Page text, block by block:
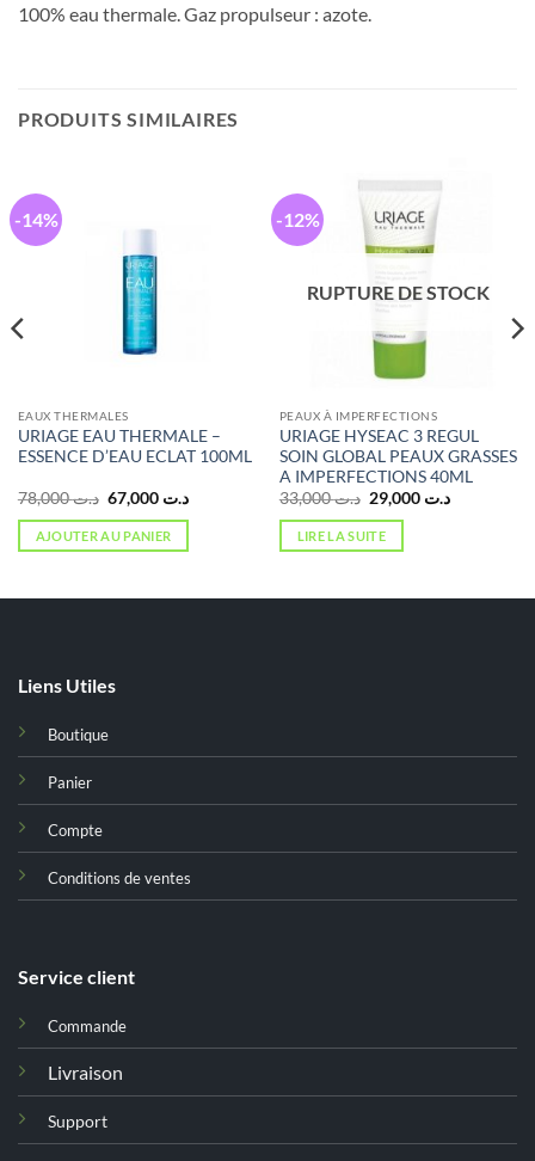
100% eau thermale. Gaz propulseur : azote.
PRODUITS SIMILAIRES
-14%
EAUX THERMALES
URIAGE EAU THERMALE –
ESSENCE D’EAU ECLAT 100ML
د.ت78,000
Le
prix
initial
était :
د.ت 67,000
Le
AJOUTER AU PANIER
-12%
RUPTURE DE STOCK
PEAUX À IMPERFECTIONS
URIAGE HYSEAC 3 REGUL
SOIN GLOBAL PEAUX GRASSES
A IMPERFECTIONS 40ML
د.ت33,000
Le
prix
initial
était :
د.ت 29,000
Le
LIRE LA SUITE
Liens Utiles
Boutique
Panier
Compte
Conditions de ventes
Service client
Commande
Livraison
Support